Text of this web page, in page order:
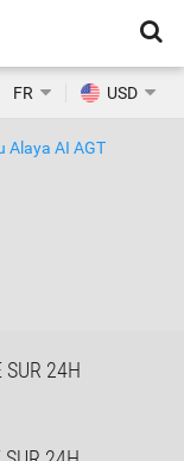
1 468
FR USD
Alaya AI AGT
SUR 24H